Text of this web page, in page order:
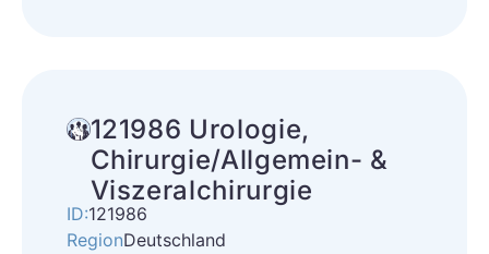
121986 Urologie,
Chirurgie/Allgemein- &
Viszeralchirurgie
ID:121986
RegionDeutschland